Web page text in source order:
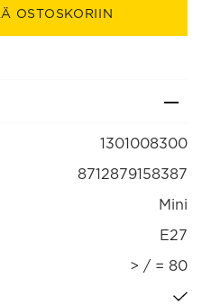
OSTOSKORIIN
1301008300
8712879158387
Mini
E27
> / = 80